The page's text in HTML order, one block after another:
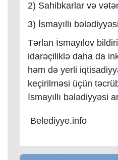
2) Sahibkarlar və
3) İsmayıllı
Tərlan İsmayılov bildiri
idarəçiliklə daha da
həm də yerli
keçirilməsi üçün
İsmayıllı bələdiyyəsi
Belediyye.info